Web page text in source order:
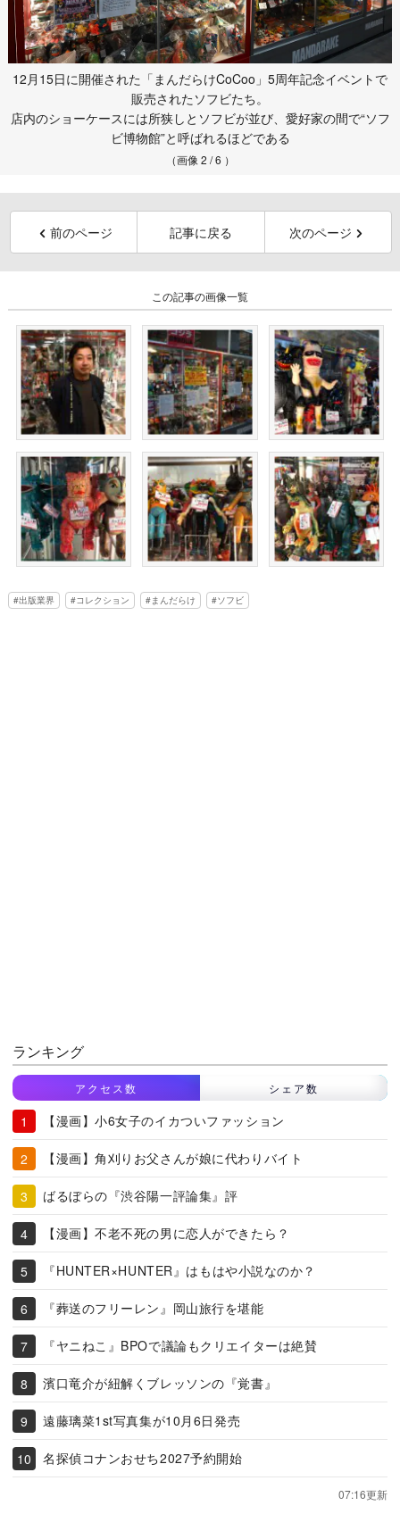
12月15日に開催された「まんだらけCoCoo」5周年記念イベントで
販売されたソフビたち。
店内のショーケースには所狭しとソフビが並び、愛好家の間で“ソフ
ビ博物館”と呼ばれるほどである
（画像 2 / 6 ）
前のページ 記事に戻る 次のページ
この記事の画像一覧
出版業界 コレクション まんだらけ ソフビ
ランキング
アクセス数 シェア数
【漫画】小6女子のイカついファッション
【漫画】角刈りお父さんが娘に代わりバイト
ばるぼらの『渋谷陽一評論集』評
【漫画】不老不死の男に恋人ができたら？
『HUNTER×HUNTER』はもはや小説なのか？
『葬送のフリーレン』岡山旅行を堪能
『ヤニねこ』BPOで議論もクリエイターは絶賛
濱口竜介が紐解くブレッソンの『覚書』
遠藤璃菜1st写真集が10月6日発売
名探偵コナンおせち2027予約開始
07:16更新